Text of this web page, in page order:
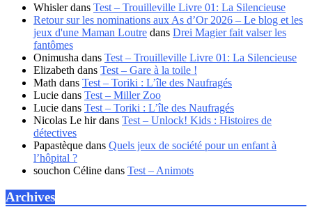
Whislerdans Test – Trouilleville Livre 01: La Silencieuse
Retour sur les nominations aux As d’Or 2026 – Le blog et les
jeux d'une Maman Loutre dans Drei Magier fait valser les
fantômes
Onimusha dans Test – Trouilleville Livre 01: La Silencieuse
Elizabeth dans Test – Gare à la toile !
Math dans Test – Toriki : L’île des Naufragés
Lucie dans Test – Miller Zoo
Lucie dans Test – Toriki : L’île des Naufragés
Nicolas Le hirdans Test – Unlock! Kids : Histoires de
détectives
Papastèque dans Quels jeux de société pour un enfant à
l’hôpital ?
souchon Céline dans Test – Animots
Archives